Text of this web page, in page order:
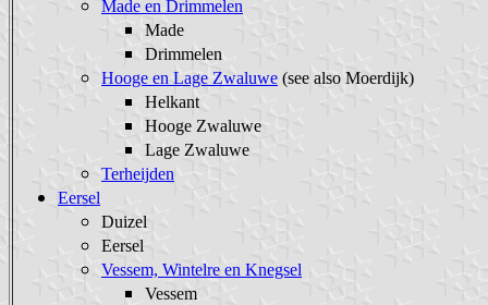
Made en Drimmelen
Made
Drimmelen
Hooge en Lage Zwaluwe (see also Moerdijk)
Helkant
Hooge Zwaluwe
Lage Zwaluwe
Terheijden
Eersel
Duizel
Eersel
Vessem, Wintelre en Knegsel
Vessem